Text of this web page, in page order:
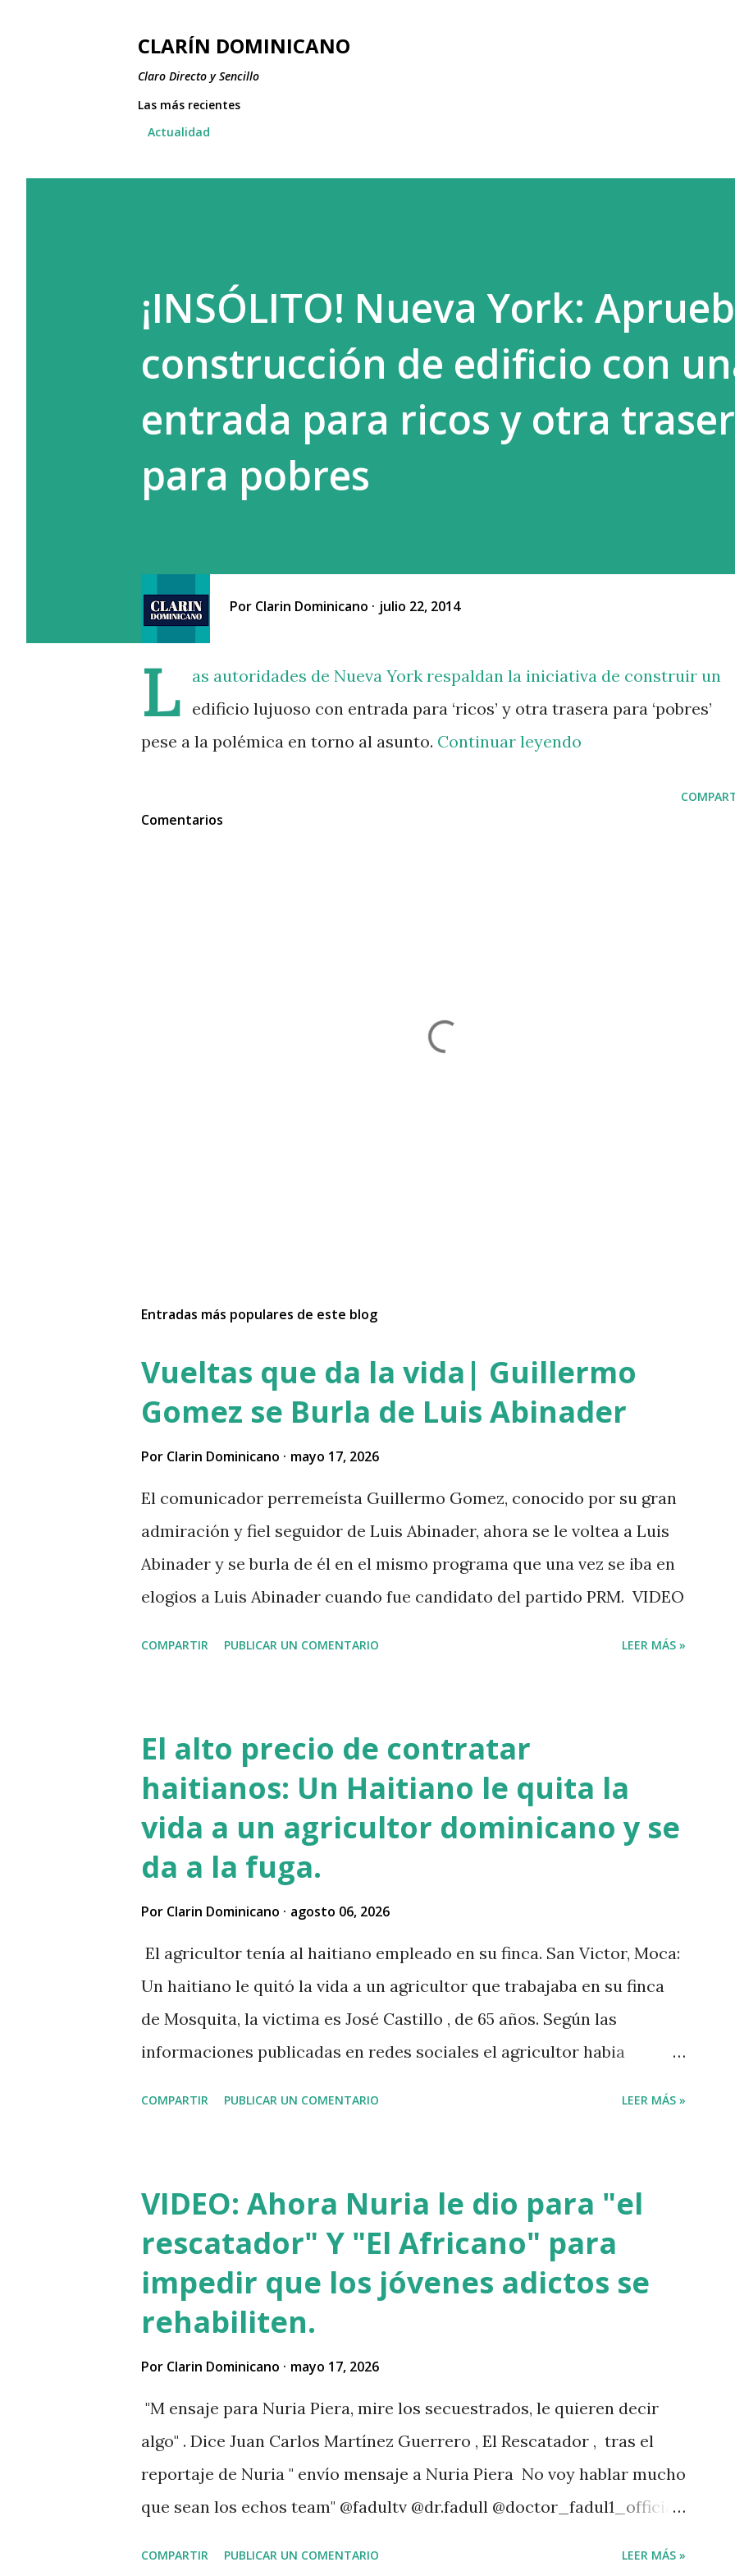
CLARÍN DOMINICANO
Claro Directo y Sencillo
Las más recientes
Actualidad
¡INSÓLITO! Nueva York:
construcción de edificio con
entrada para ricos y otra
para pobres
Por Clarin Dominicano julio 22, 2014
L
as autoridades de Nueva York respaldan la iniciativa de construir un
edificio lujuoso con entrada para ‘ricos’ y otra trasera para ‘pobres’
pese a la polémica en torno al asunto. Continuar leyendo
Comentarios
Entradas más populares de este blog
Vueltas que da la vida| Guillermo
Gomez se Burla de Luis Abinader
Por Clarin Dominicano mayo 17, 2026
El comunicador perremeísta Guillermo Gomez, conocido por su gran
admiración y fiel seguidor de Luis Abinader, ahora se le voltea a Luis
Abinader y se burla de él en el mismo programa que una vez se iba en
elogios a Luis Abinader cuando fue candidato del partido PRM. VIDEO
COMPARTIR PUBLICAR UN COMENTARIO LEER MÁS »
El alto precio de contratar
haitianos: Un Haitiano le quita la
vida a un agricultor dominicano y se
da a la fuga.
Por Clarin Dominicano agosto 06, 2026
El agricultor tenía al haitiano empleado en su finca. San Victor, Moca:
Un haitiano le quitó la vida a un agricultor que trabajaba en su finca
de Mosquita, la victima es José Castillo , de 65 años. Según las
informaciones publicadas en redes sociales el agricultor habia
a su vez se mantuvo esperando el momento oportuno para cometer el
hecho y asaltarlo, según versiones el haitiano era adicto a las drogas y
por eso le pidió el dinero prestado. Las versiones de los comunitarios
indican que el asesino tenía su ropa empapada de sangre y que éste
vivía, luego empredi ó la huida. Éste es solo uno de múltiples
asesinatos cometidos por haiti...
COMPARTIR PUBLICAR UN COMENTARIO LEER MÁS »
VIDEO: Ahora Nuria le dio para "el
rescatador" Y "El Africano" para
impedir que los jóvenes adictos se
rehabiliten.
Por Clarin Dominicano mayo 17, 2026
"M ensaje para Nuria Piera, mire los secuestrados, le quieren decir
algo" . Dice Juan Carlos Martínez Guerrero , El Rescatador , tras el
reportaje de Nuria " envío mensaje a Nuria Piera No voy hablar mucho
que sean los echos team" @fadultv @dr.fadull @doctor_fadul1_official
COMPARTIR PUBLICAR UN COMENTARIO LEER MÁS »